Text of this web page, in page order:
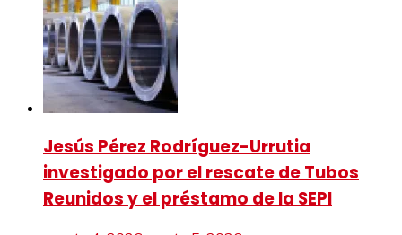
Jesús Pérez Rodríguez-Urrutia
investigado por el rescate de Tubos
Reunidos y el préstamo de la SEPI